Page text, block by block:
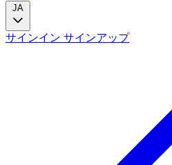
JA
サインイン サインアップ